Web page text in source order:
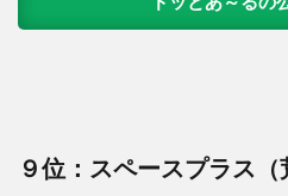
９位：スペースプラス（